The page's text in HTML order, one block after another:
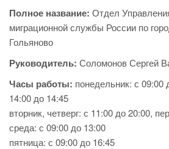
Полное название: Отдел
миграционной службы России по
Гольяново
Руководитель: Соломонов Сергей
Часы работы: понедельник: с 09:00
14:00 до 14:45
вторник, четверг: с 11:00 до 20:00,
среда: с 09:00 до 13:00
пятница: с 09:00 до 16:45